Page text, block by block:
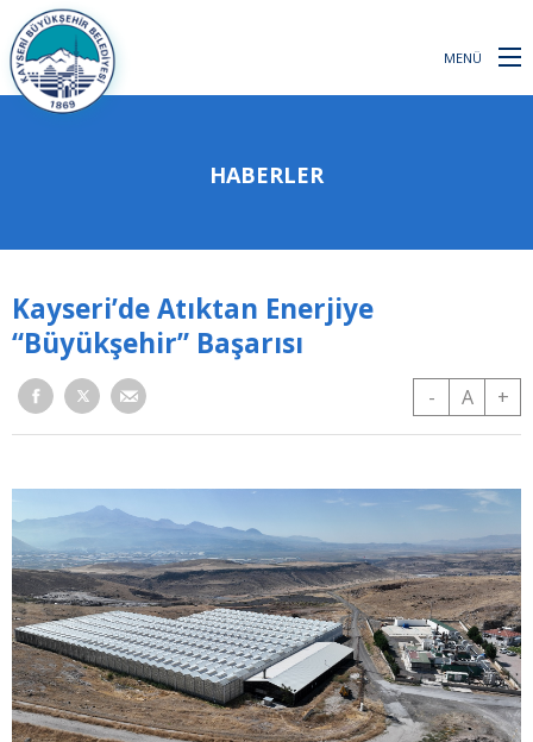
MENÜ
HABERLER
Kayseri’de Atıktan Enerjiye
“Büyükşehir” Başarısı
- A +